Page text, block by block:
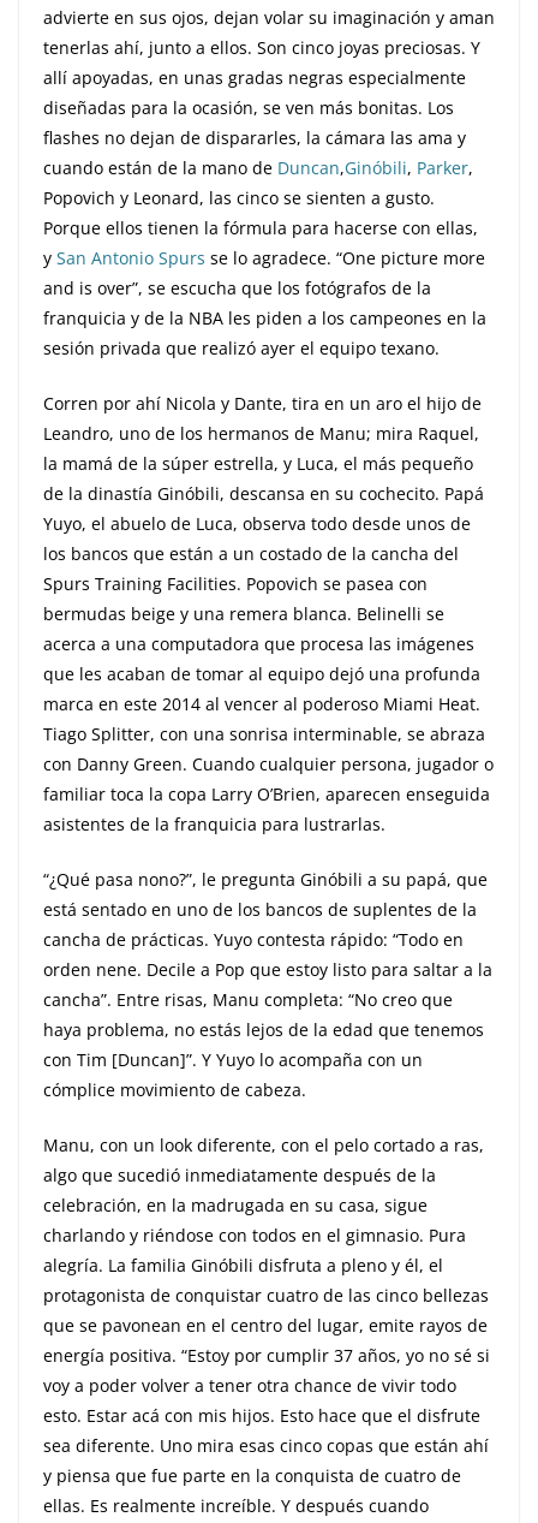
advierte en sus ojos, dejan volar su imaginación y aman
tenerlas ahí, junto a ellos. Son cinco joyas preciosas. Y
allí apoyadas, en unas gradas negras especialmente
diseñadas para la ocasión, se ven más bonitas. Los
flashes no dejan de dispararles, la cámara las ama y
cuando están de la mano de Duncan,Ginóbili, Parker,
Popovich y Leonard, las cinco se sienten a gusto.
Porque ellos tienen la fórmula para hacerse con ellas,
y San Antonio Spurs se lo agradece. “One picture more
and is over”, se escucha que los fotógrafos de la
franquicia y de la NBA les piden a los campeones en la
sesión privada que realizó ayer el equipo texano.
Corren por ahí Nicola y Dante, tira en un aro el hijo de
Leandro, uno de los hermanos de Manu; mira Raquel,
la mamá de la súper estrella, y Luca, el más pequeño
de la dinastía Ginóbili, descansa en su cochecito. Papá
Yuyo, el abuelo de Luca, observa todo desde unos de
los bancos que están a un costado de la cancha del
Spurs Training Facilities. Popovich se pasea con
bermudas beige y una remera blanca. Belinelli se
acerca a una computadora que procesa las imágenes
que les acaban de tomar al equipo dejó una profunda
marca en este 2014 al vencer al poderoso Miami Heat.
Tiago Splitter, con una sonrisa interminable, se abraza
con Danny Green. Cuando cualquier persona, jugador o
familiar toca la copa Larry O’Brien, aparecen enseguida
asistentes de la franquicia para lustrarlas.
“¿Qué pasa nono?”, le pregunta Ginóbili a su papá, que
está sentado en uno de los bancos de suplentes de la
cancha de prácticas. Yuyo contesta rápido: “Todo en
orden nene. Decile a Pop que estoy listo para saltar a la
cancha”. Entre risas, Manu completa: “No creo que
haya problema, no estás lejos de la edad que tenemos
con Tim [Duncan]”. Y Yuyo lo acompaña con un
cómplice movimiento de cabeza.
Manu, con un look diferente, con el pelo cortado a ras,
algo que sucedió inmediatamente después de la
celebración, en la madrugada en su casa, sigue
charlando y riéndose con todos en el gimnasio. Pura
alegría. La familia Ginóbili disfruta a pleno y él, el
protagonista de conquistar cuatro de las cinco bellezas
que se pavonean en el centro del lugar, emite rayos de
energía positiva. “Estoy por cumplir 37 años, yo no sé si
voy a poder volver a tener otra chance de vivir todo
esto. Estar acá con mis hijos. Esto hace que el disfrute
sea diferente. Uno mira esas cinco copas que están ahí
y piensa que fue parte en la conquista de cuatro de
ellas. Es realmente increíble. Y después cuando